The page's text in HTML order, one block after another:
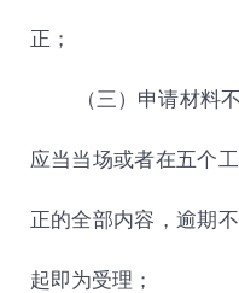
正；
（三）申请材料
应当当场或者在五个
正的全部内容，逾期
起即为受理；